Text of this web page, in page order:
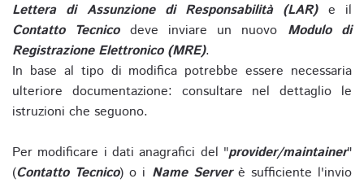
Lettera di Assunzione di Responsabilità (LAR)e il
Contatto Tecnicodeve inviare un nuovo Modulo di
Registrazione Elettronico (MRE).
In base al tipo di modifica potrebbe essere necessaria
ulteriore documentazione: consultare nel dettaglio le
istruzioni che seguono.
Per modificare i dati anagrafici del "provider/maintainer"
(Contatto Tecnico) o i Name Serverè sufficiente l'invio